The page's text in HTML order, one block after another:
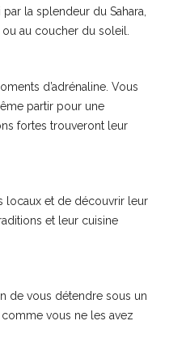
la splendeur du Sahara,
au coucher du soleil.
d’adrénaline. Vous
partir pour une
fortes trouveront leur
locaux et de découvrir leur
et leur cuisine
de vous détendre sous un
vous ne les avez